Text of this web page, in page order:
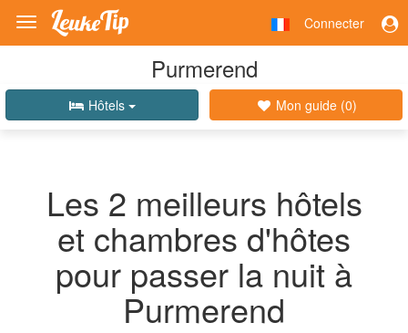
Toggle
navigation
Connecter
Purmerend
Hôtels Mon guide (0)
Les 2 meilleurs hôtels
et chambres d'hôtes
pour passer la nuit à
Purmerend